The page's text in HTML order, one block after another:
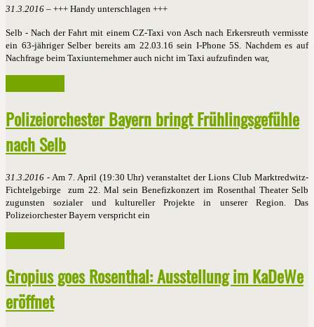
31.3.2016 – +++ Handy unterschlagen +++
Selb - Nach der Fahrt mit einem CZ-Taxi von Asch nach Erkersreuth vermisste
ein 63-jähriger Selber bereits am 22.03.16 sein I-Phone 5S. Nachdem es auf
Nachfrage beim Taxiunternehmer auch nicht im Taxi aufzufinden war,
Polizeiorchester Bayern bringt Frühlingsgefühle
nach Selb
31.3.2016 - Am 7. April (19:30 Uhr) veranstaltet der Lions Club Marktredwitz-
Fichtelgebirge zum 22. Mal sein Benefizkonzert im Rosenthal Theater Selb
zugunsten sozialer und kultureller Projekte in unserer Region. Das
Polizeiorchester Bayern verspricht ein
Gropius goes Rosenthal: Ausstellung im KaDeWe
eröffnet